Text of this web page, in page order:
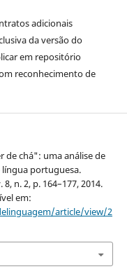
adicionais
da versão do
em repositório
reconhecimento de
de chá": uma análise de
língua portuguesa.
n. 2, p. 164–177, 2014.
em:
article/view/2